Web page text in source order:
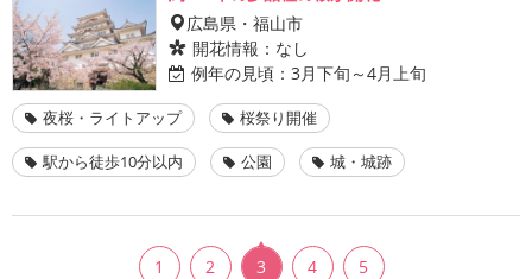
広島県・福山市
開花情報： なし
例年の見頃： 3月下旬～4月上旬
夜桜・ライトアップ 桜祭り開催
駅から徒歩10分以内 公園 城・城跡
1 2 3 4 5